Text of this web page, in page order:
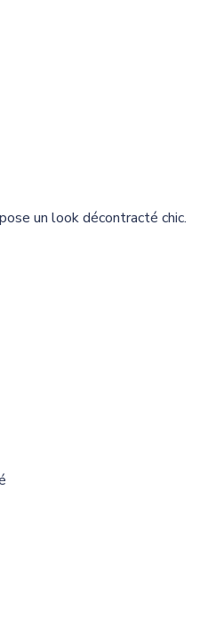
un look décontracté chic.